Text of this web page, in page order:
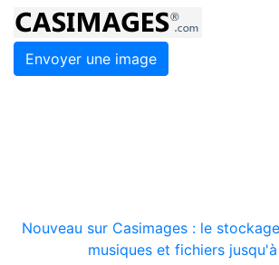
Envoyer une image
Nouveau sur Casimages : le
musiques et fichiers